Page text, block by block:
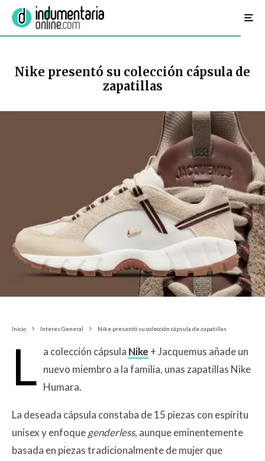
Nike presentó su colección cápsula de
zapatillas
Inicio Interes General Nike presentó su colección cápsula de zapatillas
L a colección cápsulaNike+ Jacquemus añade un
nuevo miembro a la familia, unas zapatillas Nike
Humara.
La deseada cápsula constaba de 15 piezas con espíritu
unisex y enfoquegenderless, aunque eminentemente
basada en piezas tradicionalmente de mujer que